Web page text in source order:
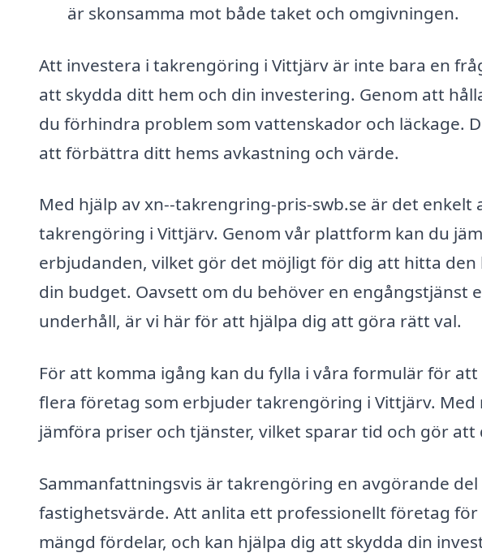
är skonsamma mot både taket och omgivningen.
Att investera i takrengöring i Vittjärv är inte bara en
att skydda ditt hem och din investering. Genom att
du förhindra problem som vattenskador och läckage.
att förbättra ditt hems avkastning och värde.
Med hjälp av xn--takrengring-pris-swb.se är det
takrengöring i Vittjärv. Genom vår plattform kan du
erbjudanden, vilket gör det möjligt för dig att hitta
din budget. Oavsett om du behöver en engångstjänst
underhåll, är vi här för att hjälpa dig att göra rätt val.
För att komma igång kan du fylla i våra formulär för
flera företag som erbjuder takrengöring i Vittjärv.
jämföra priser och tjänster, vilket sparar tid och gör
Sammanfattningsvis är takrengöring en avgörande
fastighetsvärde. Att anlita ett professionellt företag
mängd fördelar, och kan hjälpa dig att skydda din